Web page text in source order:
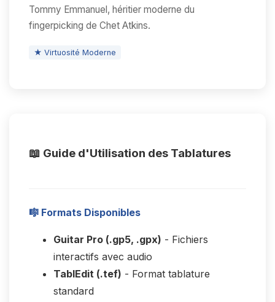
Tommy Emmanuel, héritier moderne du
fingerpicking de Chet Atkins.
★ Virtuosité Moderne
📖 Guide d'Utilisation des Tablatures
🎼 Formats Disponibles
Guitar Pro (.gp5, .gpx) - Fichiers
interactifs avec audio
TablEdit (.tef) - Format tablature
standard